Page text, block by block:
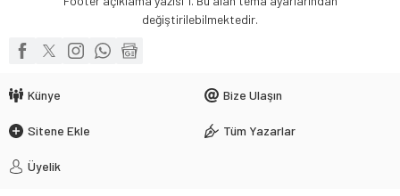
değiştirilebilmektedir.
Künye Bize Ulaşın
Sitene Ekle Tüm Yazarlar
Üyelik